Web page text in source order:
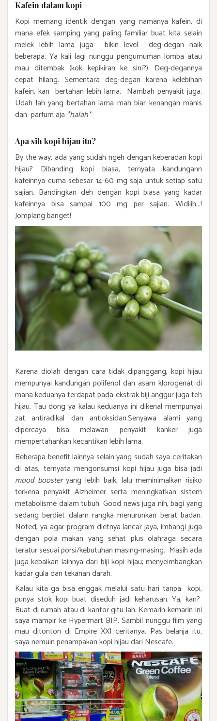
Kafein dalam kopi
Kopi memang identik dengan yang namanya kafein, di
mana efek samping yang paling familiar buat kita selain
melek lebih lama juga bikin level deg-degan naik
beberapa. Ya kali lagi nunggu pengumuman lomba atau
mau ditembak (kok kepikiran ke sini?). Deg-degannya
cepat hilang. Sementara deg-degan karena kelebihan
kafein, kan bertahan lebih lama. Nambah penyakit juga.
Udah lah yang bertahan lama mah biar kenangan manis
dan parfum aja *halah*
Apa sih kopi hijau itu?
By the way, ada yang sudah ngeh dengan keberadan kopi
hijau? Dibanding kopi biasa, ternyata kandungann
kafeinnya cuma sebesar 14-60 mg saja untuk setiap satu
sajian. Bandingkan deh dengan kopi biasa yang kadar
kafeinnya bisa sampai 100 mg per sajian. Widiiih...!
Jomplang banget!
Karena diolah dengan cara tidak dipanggang, kopi hijau
mempunyai kandungan polifenol dan asam klorogenat di
mana keduanya terdapat pada ekstrak biji anggur juga teh
hijau. Tau dong ya kalau keduanya ini dikenal mempunyai
zat antiradikal dan antioksidan.Senyawa alami yang
dipercaya bisa melawan penyakit kanker juga
mempertahankan kecantikan lebih lama.
Beberapa benefit lainnya selain yang sudah saya ceritakan
di atas, ternyata mengonsumsi kopi hijau juga bisa jadi
mood boosteryang lebih baik, lalu meminimalkan risiko
terkena penyakit Alzheimer serta meningkatkan sistem
metabolisme dalam tubuh. Good news juga nih, bagi yang
sedang berdiet dalam rangka menurunkan berat badan.
Noted, ya agar program dietnya lancar jaya, imbangi juga
dengan pola makan yang sehat plus olahraga secara
teratur sesuai porsi/kebutuhan masing-masing. Masih ada
juga kebaikan lainnya dari biji kopi hijau; menyeimbangkan
kadar gula dan tekanan darah.
Kalau kita ga bisa enggak melalui satu hari tanpa kopi,
punya stok kopi buat diseduh jadi keharusan. Ya, kan?
Buat di rumah atau di kantor gitu lah. Kemarin-kemarin ini
saya mampir ke Hypermart BIP. Sambil nunggu film yang
mau ditonton di Empire XXI ceritanya. Pas belanja itu,
saya nemuin penampakan kopi hijau dari Nescafe.